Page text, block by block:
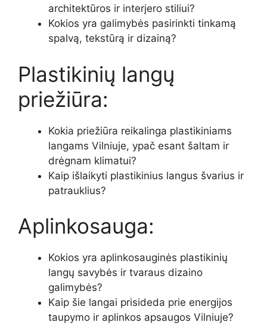
architektūros ir interjero stiliui?
Kokios yra galimybės pasirinkti tinkamą
spalvą, tekstūrą ir dizainą?
Plastikinių langų
priežiūra:
Kokia priežiūra reikalinga plastikiniams
langams Vilniuje, ypač esant šaltam ir
drėgnam klimatui?
Kaip išlaikyti plastikinius langus švarius ir
patrauklius?
Aplinkosauga:
Kokios yra aplinkosauginės plastikinių
langų savybės ir tvaraus dizaino
galimybės?
Kaip šie langai prisideda prie energijos
taupymo ir aplinkos apsaugos Vilniuje?